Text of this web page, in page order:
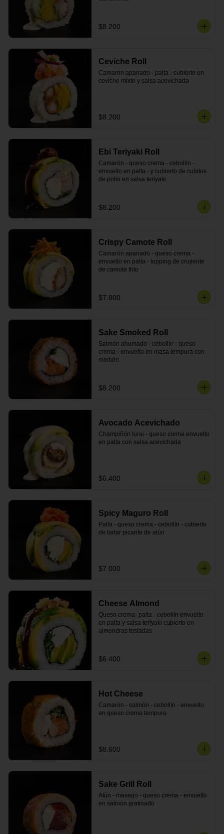
$8.200
Ceviche Roll
Camarón apanado - palta - cubierto en
ceviche mixto y salsa acevichada
$8.200
Ebi Teriyaki Roll
Camarón - queso crema - cebollín -
envuelto en palta - y cubierto de cubitos
de pollo en salsa teriyaki
$8.200
Crispy Camote Roll
Camarón apanado - queso crema -
envuelto en palta - topping de crujiente
de camote frito
$7.800
Sake Smoked Roll
Salmón ahumado - cebollín - queso
crema - envuelto en masa tempura con
merkén
$8.200
Avocado Acevichado
Champiñón furai - queso crema envuelto
en palta con salsa acevichada
$6.400
Spicy Maguro Roll
Palta - queso crema - cebollín - cubierto
de tartar picante de atún
$7.000
Cheese Almond
Queso crema- palta - cebollín envuelto
en palta y salsa teriyaki cubierto en
almendras tostadas
$6.400
Hot Cheese
Camarón - salmón - cebollín - envuelto
en queso crema tempura
$8.600
Sake Grill Roll
Atún - masago - queso crema - envuelto
en salmón gratinado